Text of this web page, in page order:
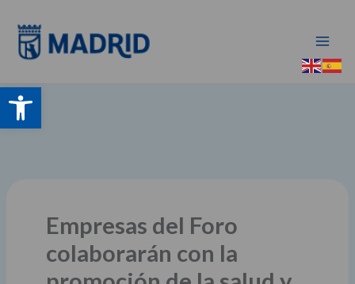
Abrir barra de herramientas
contenido
Empresas del Foro
colaborarán con la